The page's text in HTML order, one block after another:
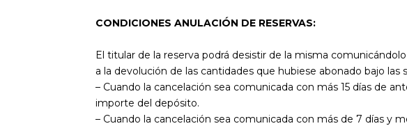
CONDICIONES ANULACIÓN DE RESERVAS:
El titular de la reserva podrá desistir de la misma
a la devolución de las cantidades que hubiese abonado bajo las
– Cuando la cancelación sea comunicada con más 15 días de
importe del depósito.
– Cuando la cancelación sea comunicada con más de 7 días y